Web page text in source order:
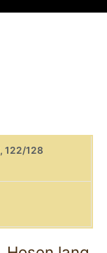
, 122/128